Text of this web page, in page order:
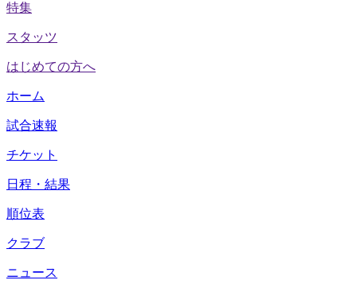
特集
スタッツ
はじめての方へ
ホーム
試合速報
チケット
日程・結果
順位表
クラブ
ニュース